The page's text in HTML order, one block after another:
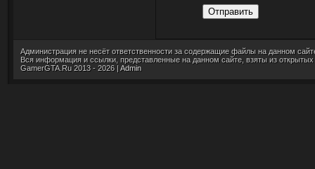
Отправить
Администрация не несёт ответственности за содержащие файлы на данном
Вся информация и ссылки, представленные на данном сайте, взяты из
GamerGTA.Ru 2013 - 2026 |Admin